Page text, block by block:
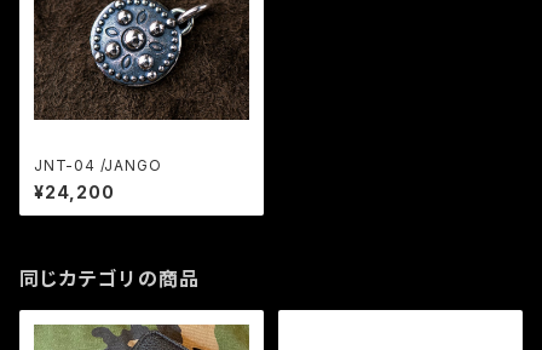
JNT-04 /JANGO
¥24,200
同じカテゴリの商品